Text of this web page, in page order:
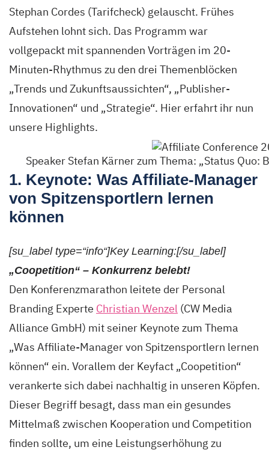
Stephan Cordes (Tarifcheck) gelauscht. Frühes
Aufstehen lohnt sich. Das Programm war
vollgepackt mit spannenden Vorträgen im 20-
Minuten-Rhythmus zu den drei Themenblöcken
„Trends und Zukunftsaussichten“, „Publisher-
Innovationen“ und „Strategie“. Hier erfahrt ihr nun
unsere Highlights.
Speaker Stefan Kärner zum Thema: „Status
1. Keynote: Was Affiliate-Manager
von Spitzensportlern lernen
können
[su_label type=“info“]Key Learning:[/su_label]
„Coopetition“ – Konkurrenz belebt!
Den Konferenzmarathon leitete der Personal
Branding Experte Christian Wenzel (CW Media
Alliance GmbH) mit seiner Keynote zum Thema
„Was Affiliate-Manager von Spitzensportlern lernen
können“ ein. Vorallem der Keyfact „Coopetition“
verankerte sich dabei nachhaltig in unseren Köpfen.
Dieser Begriff besagt, dass man ein gesundes
Mittelmaß zwischen Kooperation und Competition
finden sollte, um eine Leistungserhöhung zu